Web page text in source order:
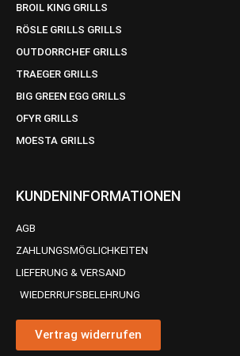
BROIL KING GRILLS
RÖSLE GRILLS GRILLS
OUTDORRCHEF GRILLS
TRAEGER GRILLS
BIG GREEN EGG GRILLS
OFYR GRILLS
MOESTA GRILLS
KUNDENINFORMATIONEN
AGB
ZAHLUNGSMÖGLICHKEITEN
LIEFERUNG & VERSAND
WIEDERRUFSBELEHRUNG
Vertrag widerrufen